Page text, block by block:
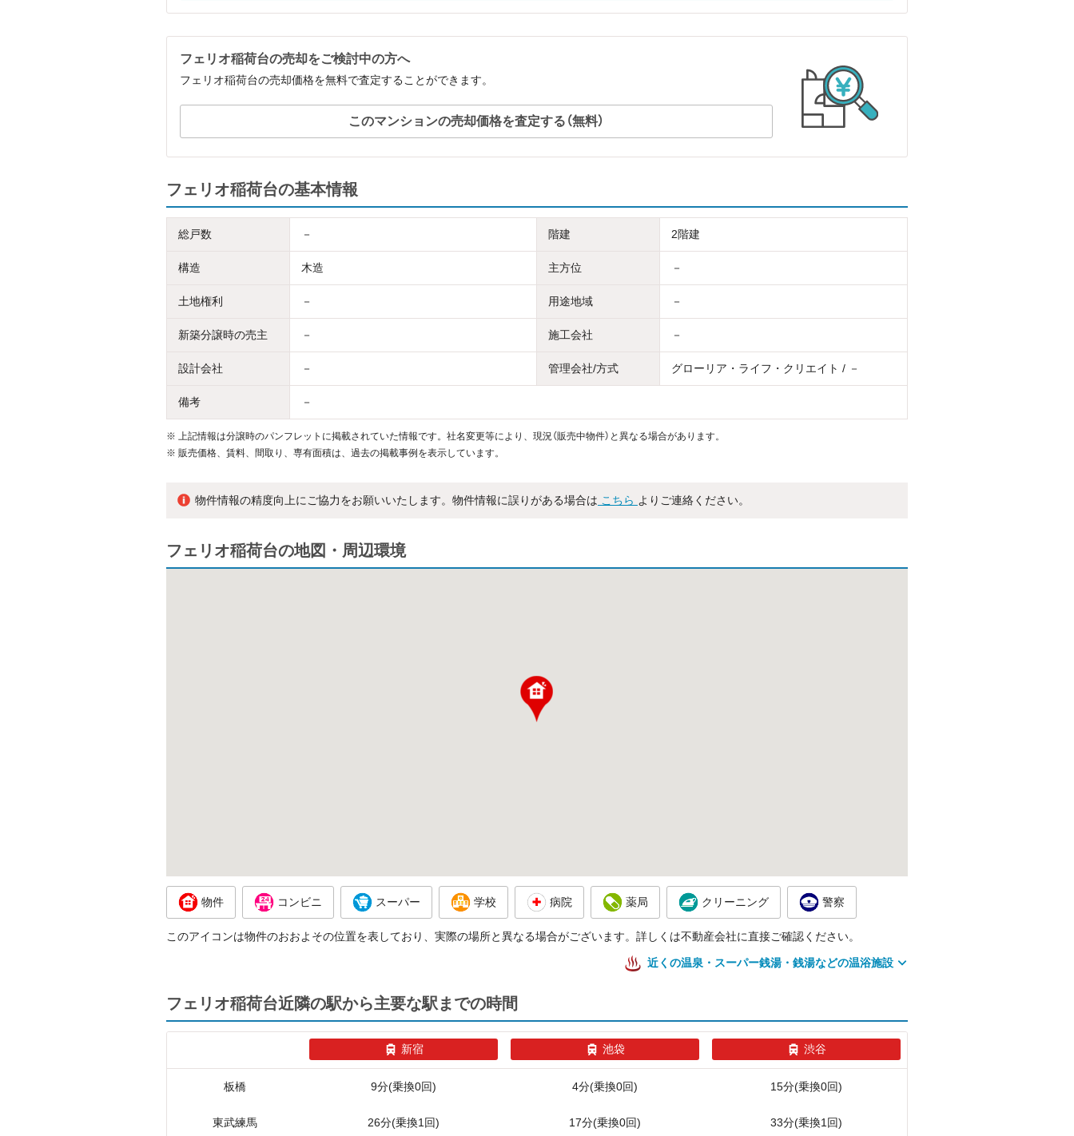
フェリオ稲荷台の売却をご検討中の方へ
フェリオ稲荷台の売却価格を無料で査定することができます。
このマンションの売却価格を査定する（無料）
フェリオ稲荷台の基本情報
総戸数 － 階建 2階建
構造 木造 主方位 －
土地権利 － 用途地域 －
新築分譲時の売主 － 施工会社 －
設計会社 － 管理会社/方式 グローリア・ライフ・クリエイト / －
備考 －
※
上記情報は分譲時のパンフレットに掲載されていた情報です。社名変更等により、現況（販売中物件）と異なる場合があります。
※ 販売価格、賃料、間取り、専有面積は、過去の掲載事例を表示しています。
物件情報の精度向上にご協力をお願いいたします。物件情報に誤りがある場合は こちら よりご連絡ください。
フェリオ稲荷台の地図・周辺環境
物件 コンビニ スーパー 学校 病院 薬局 クリーニング 警察
このアイコンは物件のおおよその位置を表しており、実際の場所と異なる場合がございます。詳しくは不動産会社に直接ご確認ください。
近くの温泉・スーパー銭湯・銭湯などの温浴施設
フェリオ稲荷台近隣の駅から主要な駅までの時間
新宿 池袋 渋谷
板橋 9分(乗換0回) 4分(乗換0回) 15分(乗換0回)
東武練馬 26分(乗換1回) 17分(乗換0回) 33分(乗換1回)